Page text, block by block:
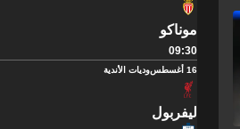
موناكو
09:30
16 أغسطس وديات الأندية
ليفربول